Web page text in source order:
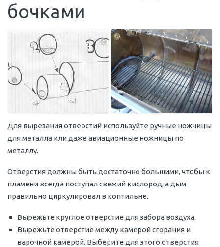
бочками
Для вырезания отверстий используйте ручные ножницы
для металла или даже авиационные ножницы по
металлу.
Отверстия должны быть достаточно большими, чтобы к
пламени всегда поступал свежий кислород, а дым
правильно циркулировал в коптильне.
Вырежьте круглое отверстие для забора воздуха.
Вырежьте отверстие между камерой сгорания и
варочной камерой. Выберите для этого отверстия